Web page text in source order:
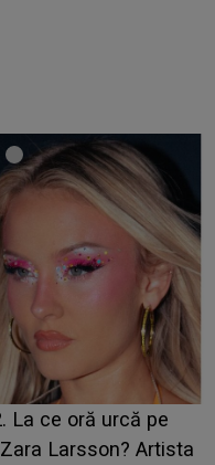
din "Casa Iubirii" l-a
CINE ESTE